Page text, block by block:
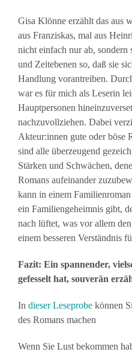
Gisa Klönne erzählt das aus
aus Franziskas, mal aus
nicht einfach nur ab, sondern
und Zeitebenen so, daß sie
Handlung vorantreiben.
war es für mich als Leserin
Hauptpersonen
nachzuvollziehen. Dabei
Akteur:innen gute oder böse
sind alle überzeugend
Stärken und Schwächen,
Romans aufeinander
kann in einem
ein Familiengeheimnis gibt,
nach lüftet, was vor allem
einem besseren Verständnis
Fazit: Ein spannender,
gefesselt hat, souverän
In dieser Leseprobe können
des Romans machen
Wenn Sie Lust bekommen